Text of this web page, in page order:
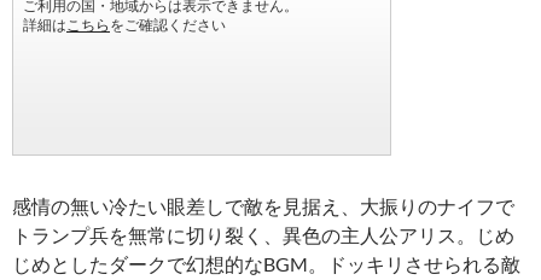
感情の無い冷たい眼差しで敵を見据え、大振りのナイフで
トランプ兵を無常に切り裂く、異色の主人公アリス。じめ
じめとしたダークで幻想的なBGM。ドッキリさせられる敵